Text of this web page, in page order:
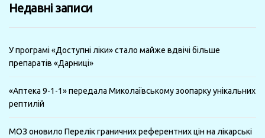
місяці
Недавні записи
У програмі «Доступні ліки» стало майже вдвічі більше
препаратів «Дарниці»
«Аптека 9-1-1» передала Миколаївському зоопарку унікальних
рептилій
МОЗ оновило Перелік граничних референтних цін на лікарські